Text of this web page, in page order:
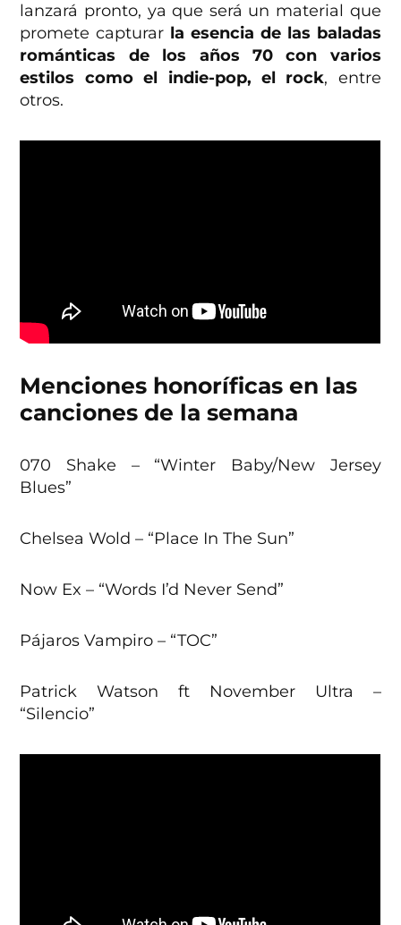
lanzará pronto, ya que será un material que
promete capturar la esencia de las baladas
románticas de los años 70 con varios
estilos como el indie-pop, el rock, entre
otros.
Menciones honoríficas en las
canciones de la semana
070 Shake – “Winter Baby/New Jersey
Blues”
Chelsea Wold – “Place In The Sun”
Now Ex – “Words I’d Never Send”
Pájaros Vampiro – “TOC”
Patrick Watson ft November Ultra –
“Silencio”